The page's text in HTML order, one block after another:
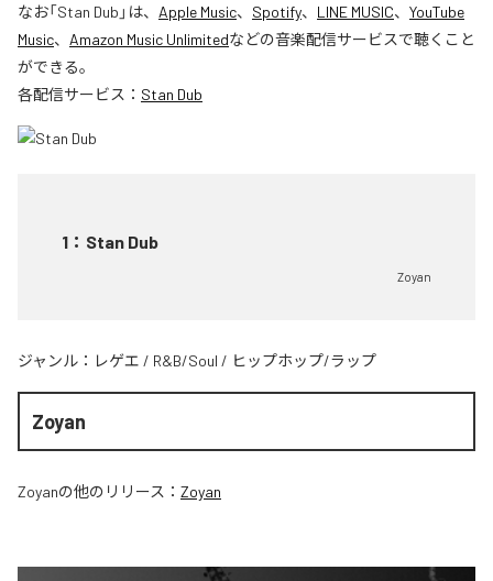
なお「Stan Dub 」は、 Apple Music、 Spotify、 LINE MUSIC、 YouTube
Music、 Amazon Music Unlimitedなどの音楽配信サービスで聴くこと
ができる。
各配信サービス： Stan Dub
1 ： Stan Dub
Zoyan
ジャンル： レゲエ / R&B/Soul / ヒップホップ/ラップ
Zoyan
Zoyanの他のリリース： Zoyan